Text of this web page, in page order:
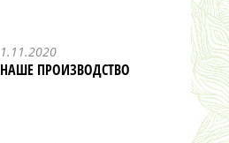
1.11.2020
НАШЕ ПРОИЗВОДСТВО